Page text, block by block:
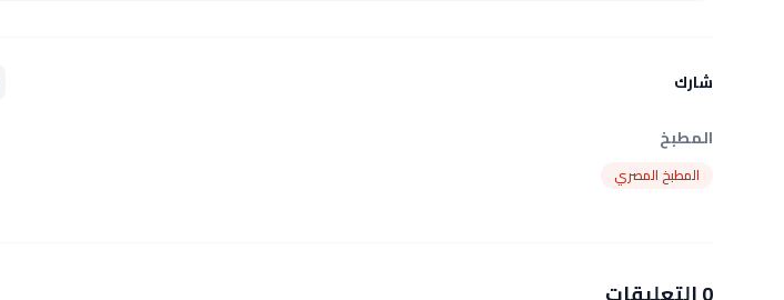
شارك
المطبخ
المطبخ المصري